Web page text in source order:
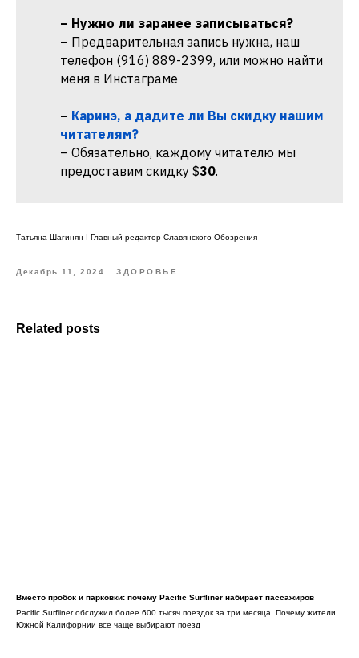
– Нужно ли заранее записываться?
– Предварительная запись нужна, наш
телефон (916) 889-2399, или можно найти
меня в Инстаграме
– Каринэ, а дадите ли Вы скидку нашим
читателям?
– Обязательно, каждому читателю мы
предоставим скидку $30.
Татьяна Шагинян I Главный редактор Славянского Обозрения
Декабрь 11, 2024 ЗДОРОВЬЕ
Related posts
Вместо пробок и парковки: почему Pacific Surfliner набирает пассажиров
Pacific Surfliner обслужил более 600 тысяч поездок за три месяца. Почему жители
Южной Калифорнии все чаще выбирают поезд